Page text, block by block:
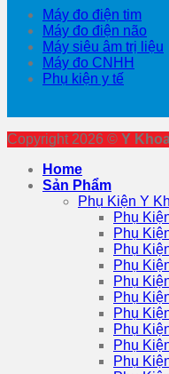
Máy đo điện tim
Máy đo điện não
Máy siêu âm trị liệu
Máy đo CNHH
Phụ kiện y tế
Copyright 2026 © Y
Home
Sản Phẩm
Phụ Kiện Y
Phụ
Phụ
Phụ
Phụ
Phụ
Phụ
Phụ
Phụ
Phụ
Phụ